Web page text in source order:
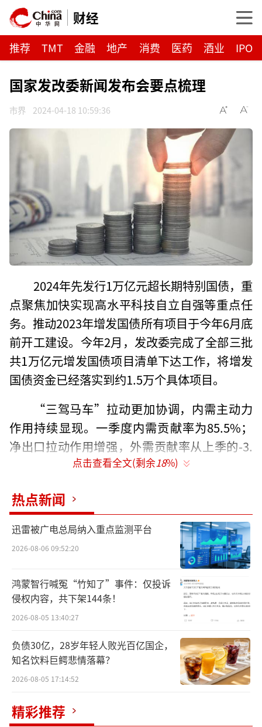
财经
推荐 TMT 金融 地产 消费 医药 酒业 IPO
国家发改委新闻发布会要点梳理
市界 2024-04-18 10:59:36
2024年先发行1万亿元超长期特别国债，重
点聚焦加快实现高水平科技自立自强等重点任
务。推动2023年增发国债所有项目于今年6月底
前开工建设。今年2月，发改委完成了全部三批
共1万亿元增发国债项目清单下达工作，将增发
国债资金已经落实到约1.5万个具体项目。
“三驾马车”拉动更加协调，内需主动力
作用持续显现。一季度内需贡献率为85.5%；
净出口拉动作用增强，外需贡献率从上季的-3.
1%转为14.5%。
出口商品多就是产能过剩站不住脚。在市
场经济条件下，供需平衡是相对的、不平衡是
普遍的，适度的产大于需有利于市场竞争和优
胜劣汰，这种现象普遍存在。
积极稳妥推动低空经济发展意义重大、前
景光明。最近一段时期，大家都十分关注低空
经济。低空经济涉及物流运输、城市交通、农
林植保、应急救援、体育休闲、文化旅游等领
域，是前景广阔的战略性新兴产业，也是新质
生产力的典型代表。
（责任编辑：zx0600）
点击查看全文(剩余18%)
热点新闻
迅雷被广电总局纳入重点监测平台
2026-08-06 09:52:20
鸿蒙智行喊冤“竹知了”事件：仅投诉
侵权内容，共下架144条！
2026-08-05 13:40:27
负债30亿，28岁年轻人败光百亿国企，
知名饮料巨鳄悲情落幕？
2026-08-05 17:14:52
精彩推荐